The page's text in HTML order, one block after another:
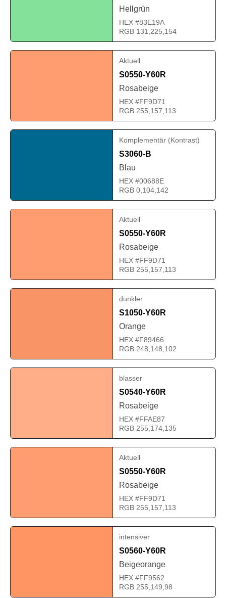
Hellgrün
HEX #83E19A
RGB 131,225,154
Aktuell
S0550-Y60R
Rosabeige
HEX #FF9D71
RGB 255,157,113
Komplementär (Kontrast)
S3060-B
Blau
HEX #00688E
RGB 0,104,142
Aktuell
S0550-Y60R
Rosabeige
HEX #FF9D71
RGB 255,157,113
dunkler
S1050-Y60R
Orange
HEX #F89466
RGB 248,148,102
blasser
S0540-Y60R
Rosabeige
HEX #FFAE87
RGB 255,174,135
Aktuell
S0550-Y60R
Rosabeige
HEX #FF9D71
RGB 255,157,113
intensiver
S0560-Y60R
Beigeorange
HEX #FF9562
RGB 255,149,98